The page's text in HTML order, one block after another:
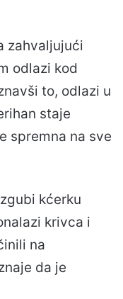
zahvaljujući
odlazi kod
to, odlazi u
staje
spremna na sve
kćerku
krivca i
na
da je